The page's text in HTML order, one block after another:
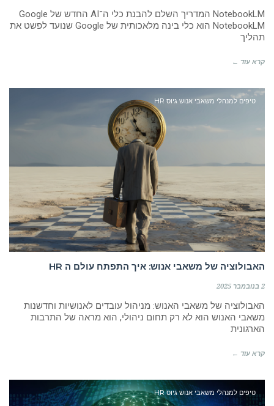
NotebookLM המדריך השלם להבנת כלי ה־AI החדש של Google
NotebookLM הוא כלי בינה מלאכותית של Google שנועד לפשט את
תהליך
קרא עוד ←
טיפים למנהלי משאבי אנוש גיוס HR
האבולוציה של משאבי אנוש: איך התפתח עולם ה HR
2 בנובמבר 2025
האבולוציה של משאבי האנוש: מניהול עובדים לאנושיות וחדשנות
משאבי האנוש הוא לא רק תחום ניהולי, הוא מראה של התרבות
הארגונית
קרא עוד ←
טיפים למנהלי משאבי אנוש גיוס HR